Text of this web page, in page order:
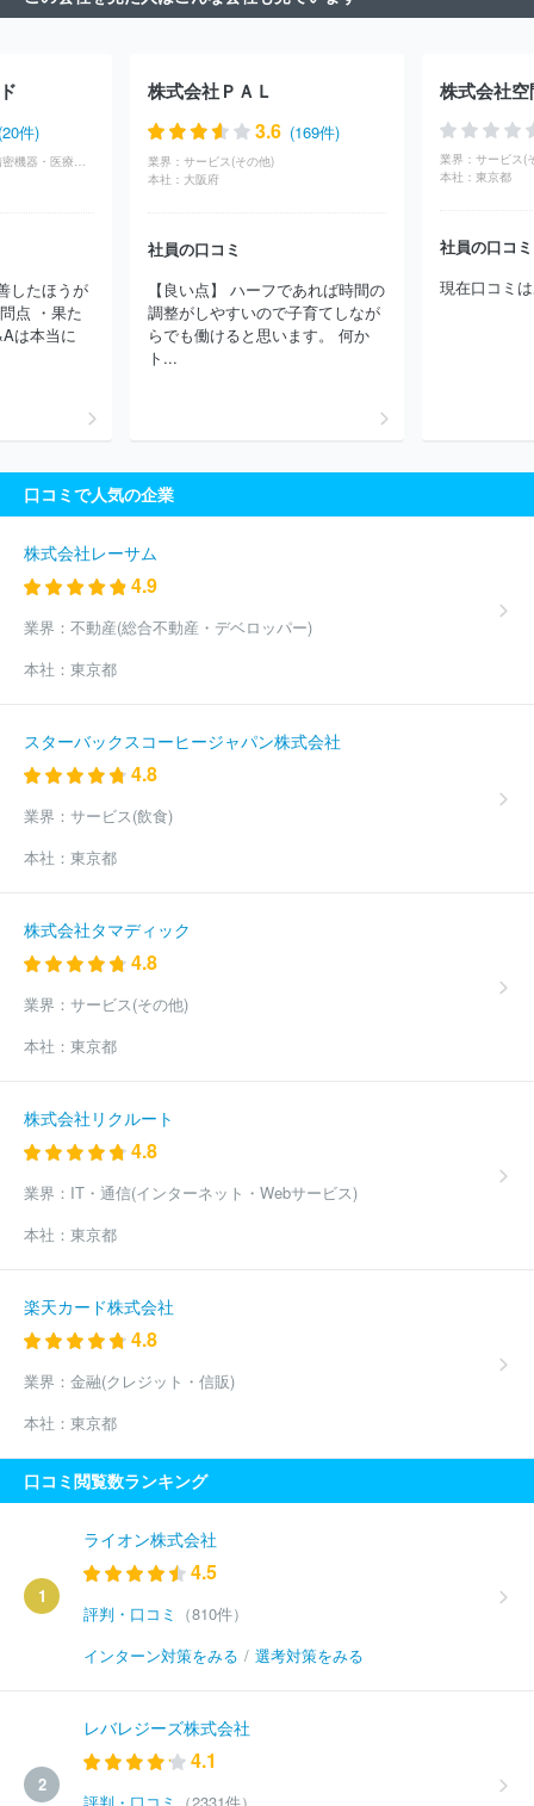
ルタ株式会社
株式会社桜井グラフィックシステムズ
ナブテスコ
東洋エンジニアリング株式会社
株式会社日本製
鋼所
株式会社アビリカ 株式会社キッツ
オイレス工業株式会
社
住友重機械工業株式会社
ループホールディングス
株式会社アルバック
ヤマシンフィルタ
ニアリング株式会社
株式会社加藤製作所 株式会社三共
株式会
原製作所
日本トムソン株式会社 川崎重工業株式会社
株式会社
技研製作所
株式会社アイエイアイ
ＪＦＥエンジニアリング株式
会社
ほか(4294件)
件)
したほうが
点 ・果た
は本当に
株式会社ＰＡＬ
3.6 (169件)
業界： サービス(その他)
本社： 大阪府
社員の口コミ
【良い点】 ハーフであれば時間の
調整がしやすいので子育てしなが
らでも働けると思います。 何か
ト...
株式会社
業界： サービス(
本社： 東京都
社員の口コミ
現在口コミ
口コミで人気の企業
株式会社レーサム
4.9
業界： 不動産(総合不動産・デベロッパー)
本社： 東京都
スターバックスコーヒージャパン株式会社
4.8
業界： サービス(飲食)
本社： 東京都
株式会社タマディック
4.8
業界： サービス(その他)
本社： 東京都
株式会社リクルート
4.8
業界： IT・通信(インターネット・Webサービス)
本社： 東京都
楽天カード株式会社
4.8
業界： 金融(クレジット・信販)
本社： 東京都
口コミ閲覧数ランキング
1
ライオン株式会社
4.5
評判・口コミ
（810件）
インターン対策をみる / 選考対策をみる
2
レバレジーズ株式会社
4.1